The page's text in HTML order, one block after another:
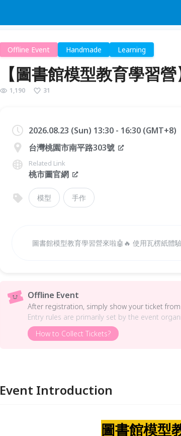
Offline Event Handmade Learning
【圖書館模型教育學習
1,190 31
2026.08.23 (Sun) 13:30 - 16:30 (GMT+8)
台灣桃園市南平路303號
Related Link
桃市圖官網
模型 手作
圖書館模型教育學習營來啦🤖🔥 使用瓦楞紙體
Offline Event
After registration, simply show your ticket from
Entry rules are primarily set by the event
How to Collect Tickets?
Event Introduction
圖書館模型